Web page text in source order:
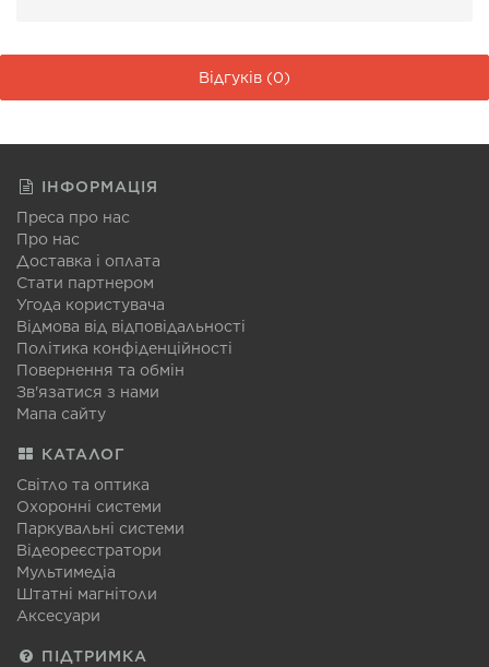
Відгуків (0)
ІНФОРМАЦІЯ
Преса про нас
Про нас
Доставка і оплата
Стати партнером
Угода користувача
Відмова від відповідальності
Політика конфіденційності
Повернення та обмін
Зв'язатися з нами
Мапа сайту
КАТАЛОГ
Світло та оптика
Охоронні системи
Паркувальні системи
Відеореєстратори
Мультимедіа
Штатні магнітоли
Аксесуари
ПІДТРИМКА